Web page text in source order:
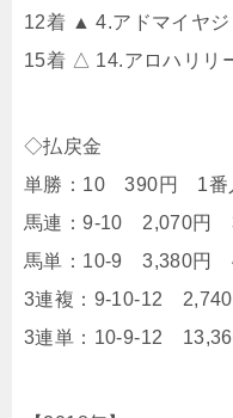
12着 ▲ 4.アドマイヤジ
15着 △ 14.アロハリリ
◇払戻金
単勝：10 390円 1番
馬連：9-10 2,070円
馬単：10-9 3,380円
3連複：9-10-12
3連単：10-9-12